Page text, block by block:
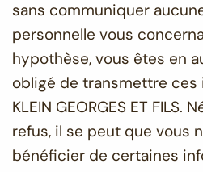
sans communiquer
personnelle vous
hypothèse, vous êtes en
obligé de transmettre ces
KLEIN GEORGES ET FILS.
refus, il se peut que vous
bénéficier de certaines